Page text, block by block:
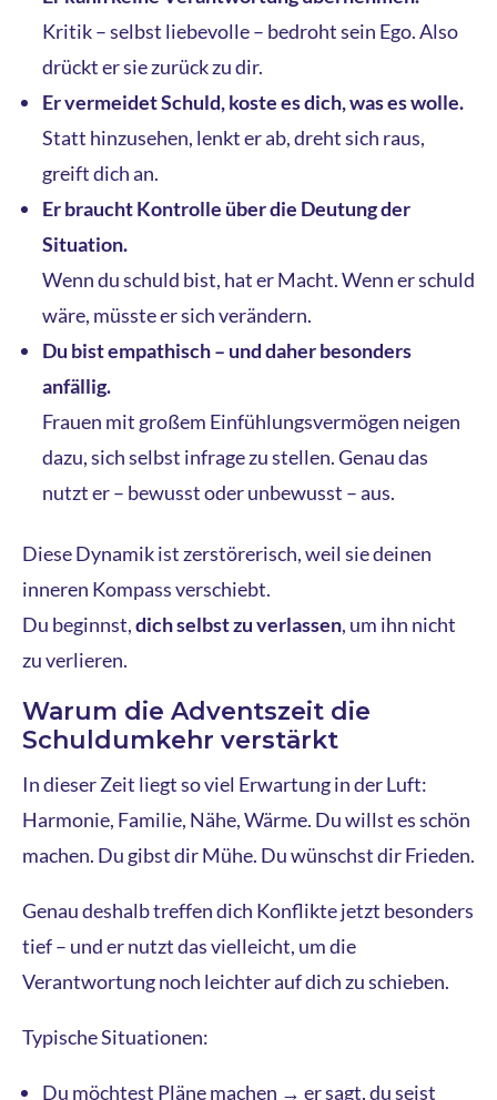
Kritik – selbst liebevolle – bedroht sein Ego. Also
drückt er sie zurück zu dir.
Er vermeidet Schuld, koste es dich, was es wolle.
Statt hinzusehen, lenkt er ab, dreht sich raus,
greift dich an.
Er braucht Kontrolle über die Deutung der
Situation.
Wenn du schuld bist, hat er Macht. Wenn er schuld
wäre, müsste er sich verändern.
Du bist empathisch – und daher besonders
anfällig.
Frauen mit großem Einfühlungsvermögen neigen
dazu, sich selbst infrage zu stellen. Genau das
nutzt er – bewusst oder unbewusst – aus.
Diese Dynamik ist zerstörerisch, weil sie deinen
inneren Kompass verschiebt.
Du beginnst,dich selbst zu verlassen, um ihn nicht
zu verlieren.
Warum die Adventszeit die
Schuldumkehr verstärkt
In dieser Zeit liegt so viel Erwartung in der Luft:
Harmonie, Familie, Nähe, Wärme. Du willst es schön
machen. Du gibst dir Mühe. Du wünschst dir Frieden.
Genau deshalb treffen dich Konflikte jetzt besonders
tief – und er nutzt das vielleicht, um die
Verantwortung noch leichter auf dich zu schieben.
Typische Situationen:
Du möchtest Pläne machen → er sagt, du seist